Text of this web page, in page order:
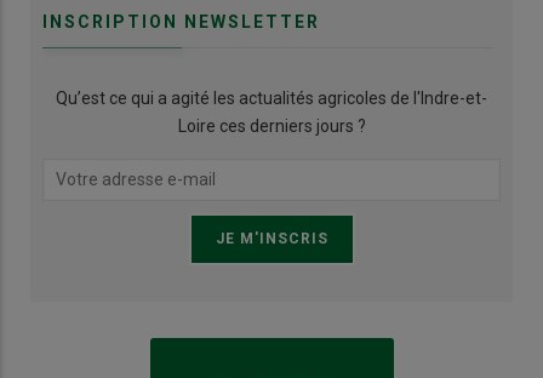
INSCRIPTION NEWSLETTER
Qu’est ce qui a agité les actualités agricoles de l'Indre-et-
Loire ces derniers jours ?